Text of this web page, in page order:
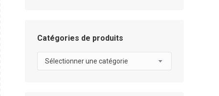
Catégories de produits
Sélectionner une catégorie